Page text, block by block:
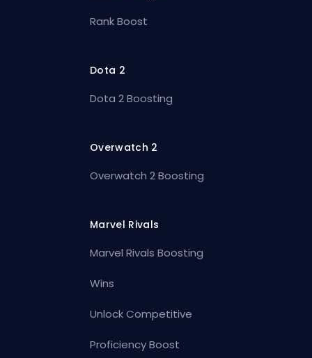
Rank Boost
Dota 2
Dota 2 Boosting
Overwatch 2
Overwatch 2 Boosting
Marvel Rivals
Marvel Rivals Boosting
Wins
Unlock Competitive
Proficiency Boost